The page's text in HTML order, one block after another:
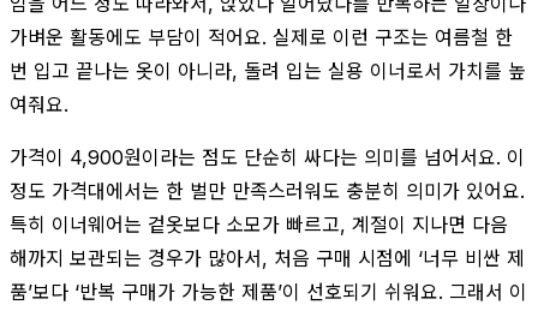
가벼운 활동에도 부담이 적어요. 실제로 이런 구조는 여름철 한
번 입고 끝나는 옷이 아니라, 돌려 입는 실용 이너로서 가치를 높
여줘요.
가격이 4,900원이라는 점도 단순히 싸다는 의미를 넘어서요. 이
정도 가격대에서는 한 벌만 만족스러워도 충분히 의미가 있어요.
특히 이너웨어는 겉옷보다 소모가 빠르고, 계절이 지나면 다음
해까지 보관되는 경우가 많아서, 처음 구매 시점에 ‘너무 비싼 제
품’보다 ‘반복 구매가 가능한 제품’이 선호되기 쉬워요. 그래서 이